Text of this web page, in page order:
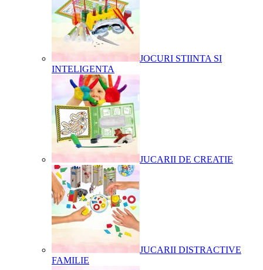
JOCURI STIINTA SI
INTELIGENTA
JUCARII DE CREATIE
JUCARII DISTRACTIVE
FAMILIE